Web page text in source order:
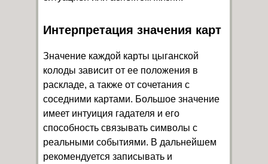
Интерпретация значения карт
Значение каждой карты цыганской
колоды зависит от ее положения в
раскладе, а также от сочетания с
соседними картами. Большое значение
имеет интуиция гадателя и его
способность связывать символы с
реальными событиями. В дальнейшем
рекомендуется записывать и